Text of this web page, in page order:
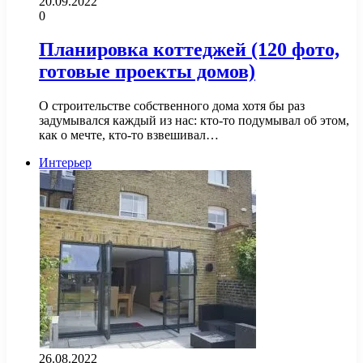
0
Планировка коттеджей (120 фото,
готовые проекты домов)
О строительстве собственного дома хотя бы раз
задумывался каждый из нас: кто-то подумывал об этом,
как о мечте, кто-то взвешивал…
Интерьер
26.08.2022